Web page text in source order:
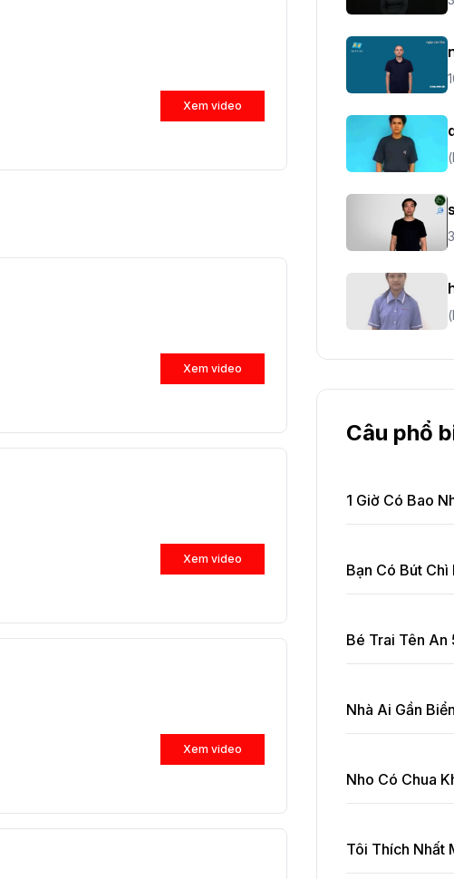
Xem video
Xem video
Xem video
Xem video
Câu phổ
1 Giờ Có Bao
Bạn Có Bút Chì
Bé Trai Tên An
Nhà Ai Gần
Nho Có Chua
Tôi Thích Nhất